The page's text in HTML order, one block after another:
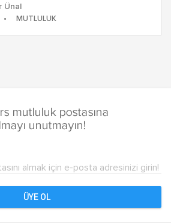
Ünal
MUTLULUK
almak için e-posta adresinizi girin!
ÜYE OL